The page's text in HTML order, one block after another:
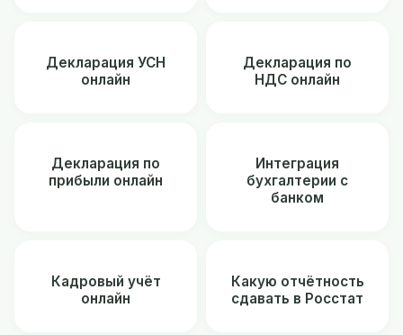
Декларация УСН
онлайн
Декларация по
НДС онлайн
Декларация по
прибыли онлайн
Интеграция
бухгалтерии с
банком
Кадровый учёт
онлайн
Какую отчётность
сдавать в Росстат